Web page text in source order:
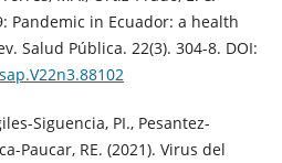
Pandemic in Ecuador: a health
Salud Pública. 22(3). 304-8. DOI:
Siguencia, PI., Pesantez-
Paucar, RE. (2021). Virus del